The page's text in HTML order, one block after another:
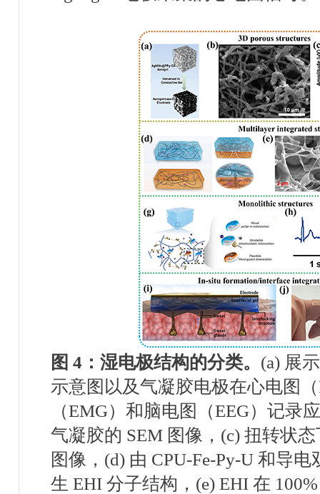
图 4 ： 湿电极结构的分类。 (a) 展
示意图以及气凝胶电极在心电图（
（EMG）和脑电图（EEG）记录
气凝胶的 SEM 图像， (c) 扭转状
图像， (d) 由 CPU-Fe-Py-U 和导电
生 EHI 分子结构， (e) EHI 在